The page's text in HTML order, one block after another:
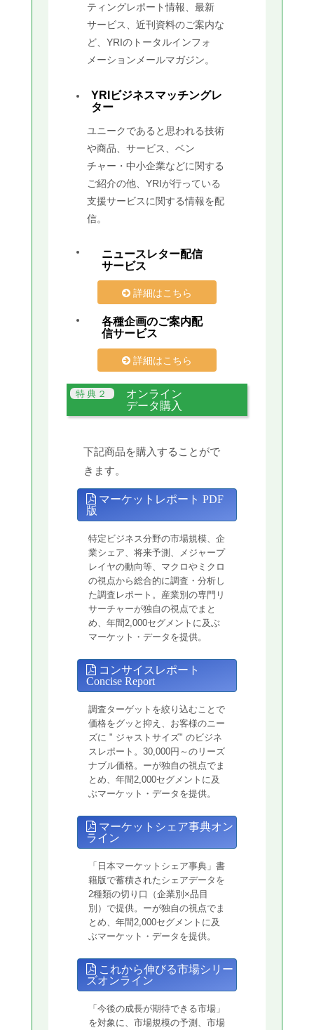
ティングレポート情報、最新
サービス、近刊資料のご案内な
ど、YRIのトータルインフォ
メーションメールマガジン。
YRIビジネスマッチングレ
ター
ユニークであると思われる技術
や商品、サービス、ベン
チャー・中小企業などに関する
ご紹介の他、YRIが行っている
支援サービスに関する情報を配
信。
ニュースレター配信
サービス
詳細はこちら
各種企画のご案内配
信サービス
詳細はこちら
オンライン
データ購入
下記商品を購入することがで
きます。
マーケットレポート PDF
版
特定ビジネス分野の市場規模、企
業シェア、将来予測、メジャープ
レイヤの動向等、マクロやミクロ
の視点から総合的に調査・分析し
た調査レポート。産業別の専門リ
サーチャーが独自の視点でまと
め、年間2,000セグメントに及ぶ
マーケット・データを提供。
コンサイスレポート
Concise Report
調査ターゲットを絞り込むことで
価格をグッと抑え、お客様のニー
ズに " ジャストサイズ" のビジネ
スレポート。30,000円～のリーズ
ナブル価格。ーが独自の視点でま
とめ、年間2,000セグメントに及
ぶマーケット・データを提供。
マーケットシェア事典オン
ライン
「日本マーケットシェア事典」書
籍版で蓄積されたシェアデータを
2種類の切り口（企業別×品目
別）で提供。ーが独自の視点でま
とめ、年間2,000セグメントに及
ぶマーケット・データを提供。
これから伸びる市場シリー
ズオンライン
「今後の成長が期待できる市場」
を対象に、市場規模の予測、市場